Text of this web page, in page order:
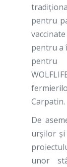
pentru
pentru a
pentru
Carpatin.
De
urșilor
unor